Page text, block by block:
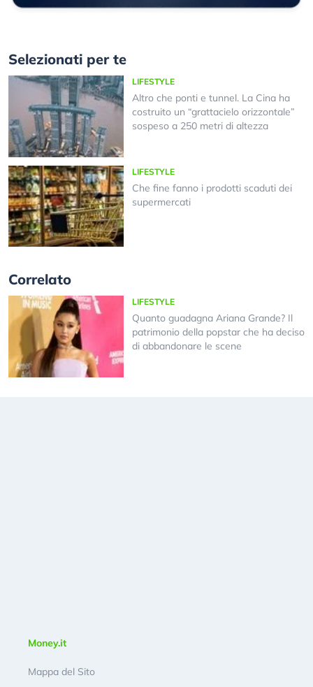
Selezionati per te
LIFESTYLE
Altro che ponti e tunnel. La Cina ha
costruito un “grattacielo orizzontale”
sospeso a 250 metri di altezza
LIFESTYLE
Che fine fanno i prodotti scaduti dei
supermercati
Correlato
LIFESTYLE
Quanto guadagna Ariana Grande? Il
patrimonio della popstar che ha deciso
di abbandonare le scene
Money.it
Mappa del Sito